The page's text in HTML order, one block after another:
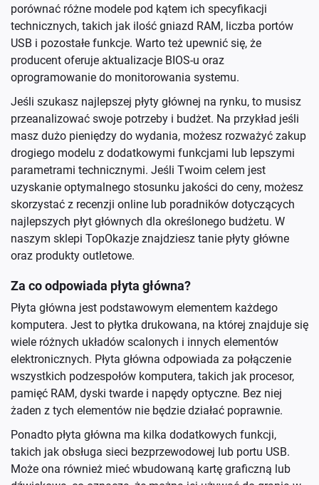
porównać różne modele pod kątem ich specyfikacji
technicznych, takich jak ilość gniazd RAM, liczba portów
USB i pozostałe funkcje. Warto też upewnić się, że
producent oferuje aktualizacje BIOS-u oraz
oprogramowanie do monitorowania systemu.
Jeśli szukasz najlepszej płyty głównej na rynku, to musisz
przeanalizować swoje potrzeby i budżet. Na przykład jeśli
masz dużo pieniędzy do wydania, możesz rozważyć zakup
drogiego modelu z dodatkowymi funkcjami lub lepszymi
parametrami technicznymi. Jeśli Twoim celem jest
uzyskanie optymalnego stosunku jakości do ceny, możesz
skorzystać z recenzji online lub poradników dotyczących
najlepszych płyt głównych dla określonego budżetu. W
naszym sklepi TopOkazje znajdziesz tanie płyty główne
oraz produkty outletowe.
Za co odpowiada płyta główna?
Płyta główna jest podstawowym elementem każdego
komputera. Jest to płytka drukowana, na której znajduje się
wiele różnych układów scalonych i innych elementów
elektronicznych. Płyta główna odpowiada za połączenie
wszystkich podzespołów komputera, takich jak procesor,
pamięć RAM, dyski twarde i napędy optyczne. Bez niej
żaden z tych elementów nie będzie działać poprawnie.
Ponadto płyta główna ma kilka dodatkowych funkcji,
takich jak obsługa sieci bezprzewodowej lub portu USB.
Może ona również mieć wbudowaną kartę graficzną lub